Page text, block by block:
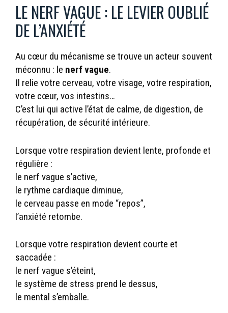
LE NERF VAGUE : LE LEVIER OUBLIÉ
DE L’ANXIÉTÉ
Au cœur du mécanisme se trouve un acteur souvent
méconnu : le nerf vague.
Il relie votre cerveau, votre visage, votre respiration,
votre cœur, vos intestins…
C’est lui qui active l’état de calme, de digestion, de
récupération, de sécurité intérieure.
Lorsque votre respiration devient lente, profonde et
régulière :
le nerf vague s’active,
le rythme cardiaque diminue,
le cerveau passe en mode “repos”,
l’anxiété retombe.
Lorsque votre respiration devient courte et
saccadée :
le nerf vague s’éteint,
le système de stress prend le dessus,
le mental s’emballe.